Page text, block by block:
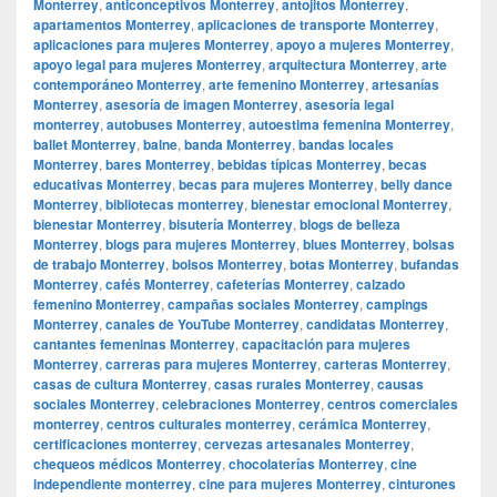
Monterrey, anticonceptivos Monterrey, antojitos Monterrey,
apartamentos Monterrey, aplicaciones de transporte Monterrey,
aplicaciones para mujeres Monterrey, apoyo a mujeres Monterrey,
apoyo legal para mujeres Monterrey, arquitectura Monterrey, arte
contemporáneo Monterrey, arte femenino Monterrey, artesanías
Monterrey, asesoría de imagen Monterrey, asesoría legal
monterrey, autobuses Monterrey, autoestima femenina Monterrey,
ballet Monterrey, balne, banda Monterrey, bandas locales
Monterrey, bares Monterrey, bebidas típicas Monterrey, becas
educativas Monterrey, becas para mujeres Monterrey, belly dance
Monterrey, bibliotecas monterrey, bienestar emocional Monterrey,
bienestar Monterrey, bisutería Monterrey, blogs de belleza
Monterrey, blogs para mujeres Monterrey, blues Monterrey, bolsas
de trabajo Monterrey, bolsos Monterrey, botas Monterrey, bufandas
Monterrey, cafés Monterrey, cafeterías Monterrey, calzado
femenino Monterrey, campañas sociales Monterrey, campings
Monterrey, canales de YouTube Monterrey, candidatas Monterrey,
cantantes femeninas Monterrey, capacitación para mujeres
Monterrey, carreras para mujeres Monterrey, carteras Monterrey,
casas de cultura Monterrey, casas rurales Monterrey, causas
sociales Monterrey, celebraciones Monterrey, centros comerciales
monterrey, centros culturales monterrey, cerámica Monterrey,
certificaciones monterrey, cervezas artesanales Monterrey,
chequeos médicos Monterrey, chocolaterías Monterrey, cine
independiente monterrey, cine para mujeres Monterrey, cinturones